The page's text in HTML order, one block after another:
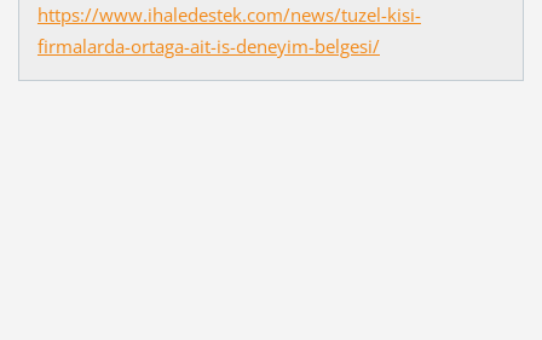
https://www.ihaledestek.com/news/tuzel-kisi-
firmalarda-ortaga-ait-is-deneyim-belgesi/